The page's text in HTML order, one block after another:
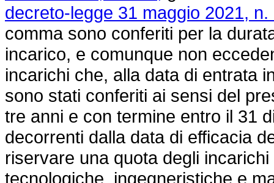
decreto-legge 31 maggio 2021, n.
comma sono conferiti per la
incarico, e comunque non
incarichi che, alla data di entrata
sono stati conferiti ai sensi del
tre anni e con termine entro il 31
decorrenti dalla data di efficacia
riservare una quota degli
tecnologiche, ingegneristiche e